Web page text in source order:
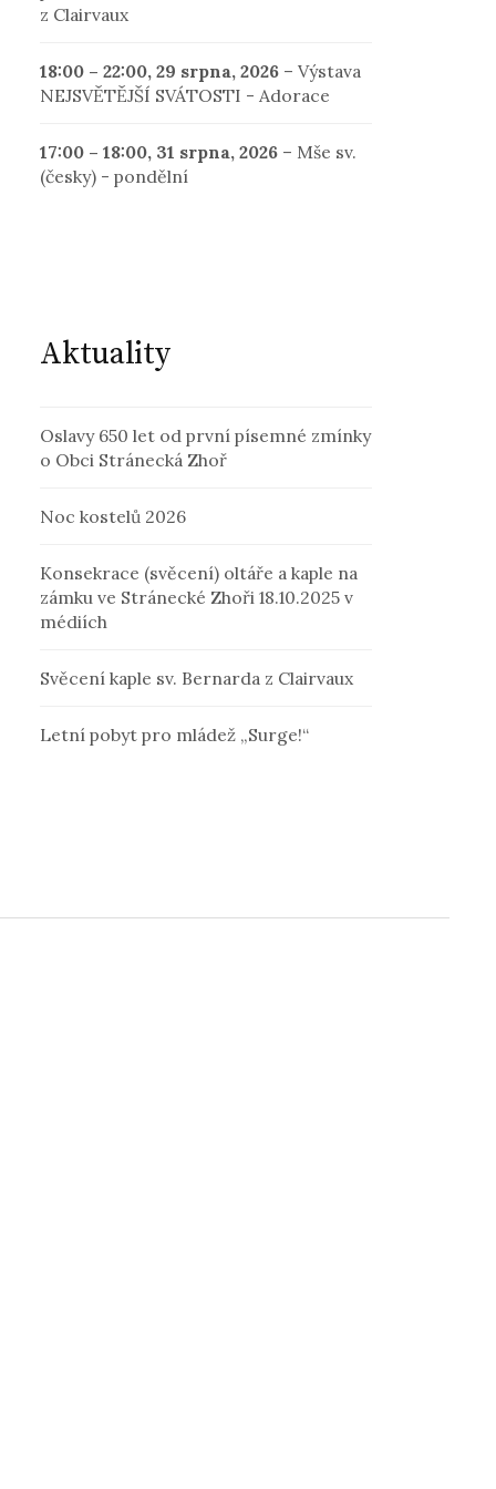
z Clairvaux
18:00 – 22:00,29 srpna, 2026 –Výstava
NEJSVĚTĚJŠÍ SVÁTOSTI - Adorace
17:00 – 18:00, 31 srpna, 2026 – Mše sv.
(česky) - pondělní
Aktuality
Oslavy 650 let od první písemné zmínky
o Obci Stránecká Zhoř
Noc kostelů 2026
Konsekrace (svěcení) oltáře a kaple na
zámku ve Stránecké Zhoři 18.10.2025 v
médiích
Svěcení kaple sv. Bernarda z Clairvaux
Letní pobyt pro mládež „Surge!“